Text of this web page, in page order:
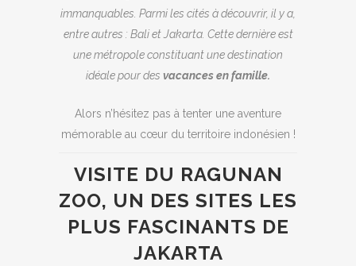
immanquables. Parmi les cités à découvrir, il y a,
entre autres : Bali et Jakarta. Cette dernière est
une métropole constituant une destination
idéale pour des vacances en famille.
Alors n’hésitez pas à tenter une aventure
mémorable au cœur du territoire indonésien !
VISITE DU RAGUNAN
ZOO, UN DES SITES LES
PLUS FASCINANTS DE
JAKARTA